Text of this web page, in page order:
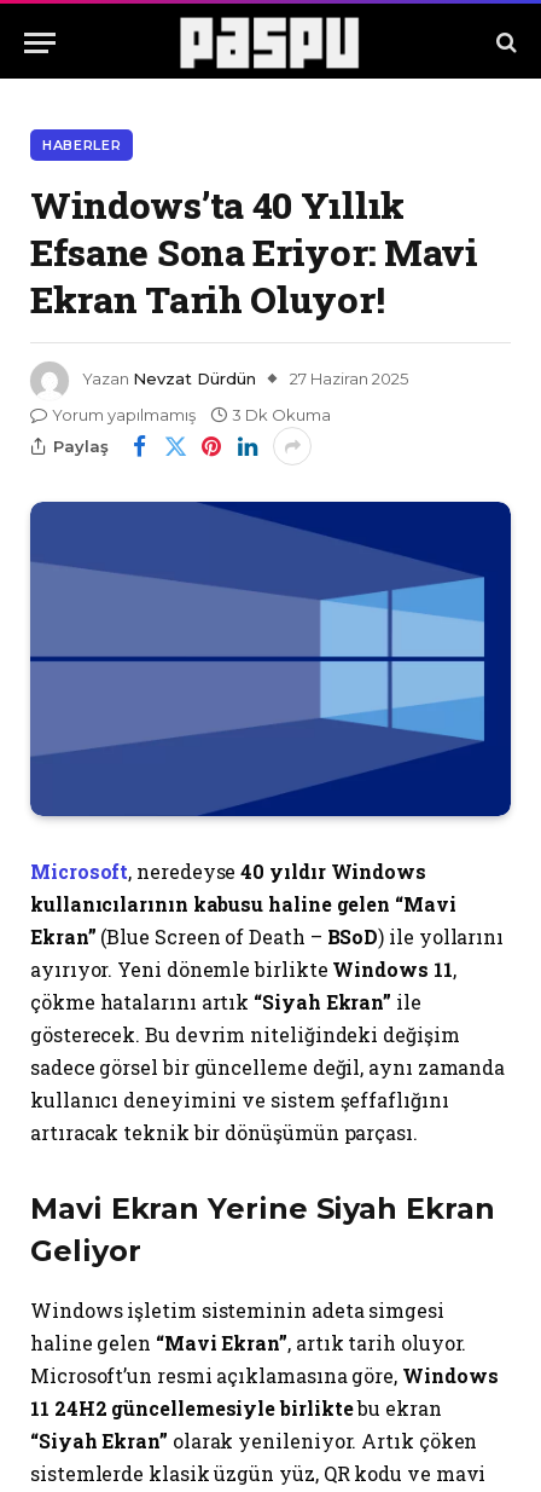
HABERLER
Windows’ta 40 Yıllık
Efsane Sona Eriyor: Mavi
Ekran Tarih Oluyor!
Yazan Nevzat Dürdün
27 Haziran 2025
Yorum yapılmamış
3 Dk Okuma
Paylaş
Microsoft, neredeyse40 yıldır Windows
kullanıcılarının kabusu haline gelen “Mavi
Ekran” (Blue Screen of Death – BSoD) ile yollarını
ayırıyor. Yeni dönemle birlikte Windows 11,
çökme hatalarını artık “Siyah Ekran” ile
gösterecek. Bu devrim niteliğindeki değişim
sadece görsel bir güncelleme değil, aynı zamanda
kullanıcı deneyimini ve sistem şeffaflığını
artıracak teknik bir dönüşümün parçası.
Mavi Ekran Yerine Siyah Ekran
Geliyor
Windows işletim sisteminin adeta simgesi
haline gelen “Mavi Ekran”, artık tarih oluyor.
Microsoft’un resmi açıklamasına göre, Windows
11 24H2 güncellemesiyle birliktebu ekran
“Siyah Ekran” olarak yenileniyor. Artık çöken
sistemlerde klasik üzgün yüz, QR kodu ve mavi